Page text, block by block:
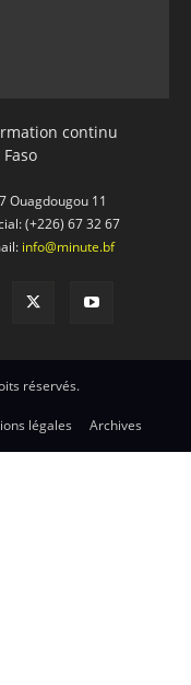
continu
Ouagdougou 11
(+226) 67 32 67
info@minute.bf
réservés.
légales Archives